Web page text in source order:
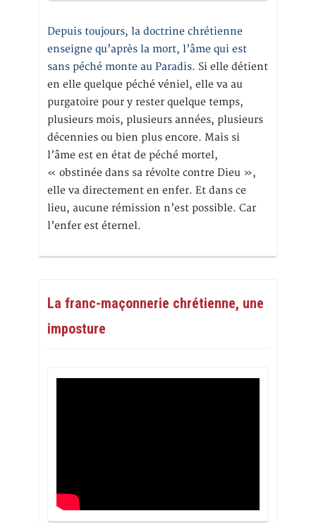
Depuis toujours, la doctrine chrétienne
enseigne qu’après la mort, l’âme qui est
sans péché monte au Paradis. Si elle détient
en elle quelque péché véniel, elle va au
purgatoire pour y rester quelque temps,
plusieurs mois, plusieurs années, plusieurs
décennies ou bien plus encore. Mais si
l’âme est en état de péché mortel,
« obstinée dans sa révolte contre Dieu »,
elle va directement en enfer. Et dans ce
lieu, aucune rémission n’est possible. Car
l’enfer est éternel.
La franc-maçonnerie chrétienne, une
imposture